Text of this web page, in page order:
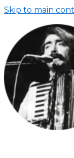
Skip to main